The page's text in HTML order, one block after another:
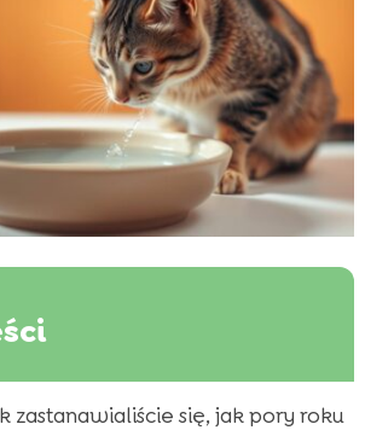
kota jest ważne
zastanawialiście się, jak pory roku